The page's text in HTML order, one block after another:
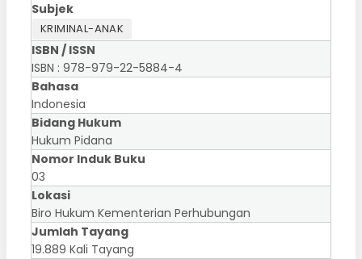
Subjek
KRIMINAL-ANAK
ISBN / ISSN
ISBN : 978-979-22-5884-4
Bahasa
Indonesia
Bidang Hukum
Hukum Pidana
Nomor Induk Buku
03
Lokasi
Biro Hukum Kementerian Perhubungan
Jumlah Tayang
19.889 Kali Tayang